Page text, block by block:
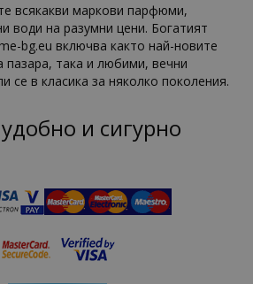
всякакви маркови парфюми,
води на разумни цени. Богатият
bg.eu включва както най-новите
така и любими, вечни
се в класика за няколко поколения.
и сигурно